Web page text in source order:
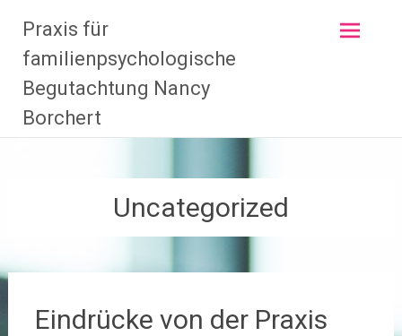
Inhalt
springen
Praxis für
familienpsychologische
Begutachtung Nancy
Borchert
Uncategorized
Eindrücke von der Praxis